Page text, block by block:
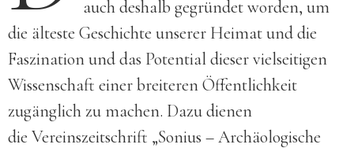
auch deshalb gegründet worden, um
die älteste Geschichte unserer Heimat und die
Faszination und das Potential dieser vielseitigen
Wissenschaft einer breiteren Öffentlichkeit
zugänglich zu machen. Dazu dienen
die Vereinszeitschrift „Sonius – Archäologische